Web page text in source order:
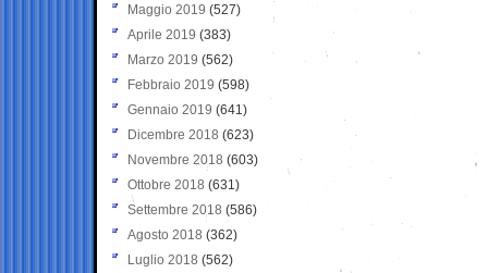
Maggio 2019 (527)
Aprile 2019 (383)
Marzo 2019 (562)
Febbraio 2019 (598)
Gennaio 2019 (641)
Dicembre 2018 (623)
Novembre 2018 (603)
Ottobre 2018 (631)
Settembre 2018 (586)
Agosto 2018 (362)
Luglio 2018 (562)